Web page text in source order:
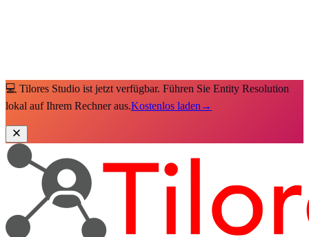
💻 Tilores Studio ist jetzt verfügbar. Führen Sie Entity Resolution
lokal auf Ihrem Rechner aus.Kostenlos laden →